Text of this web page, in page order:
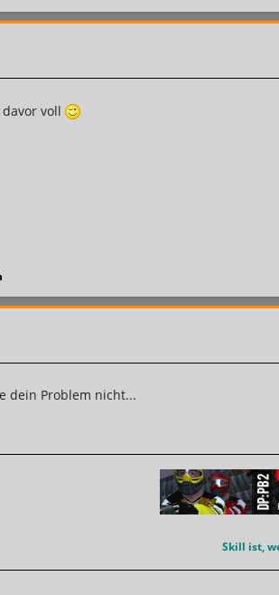
davor voll
dein Problem nicht...
Skill ist,